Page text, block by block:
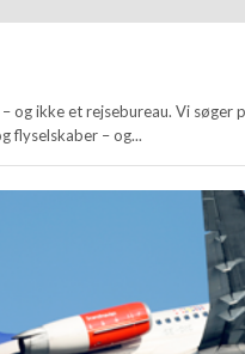
og ikke et rejsebureau. Vi
flyselskaber – og...